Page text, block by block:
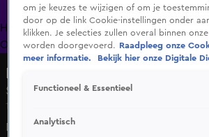
HomeUitzending Gemist Programma's
OranjezomerLivestreamsShop
Seizoen 2, aflevering 101
10 mrt 2025, 19:33
De deelnemers gaan de strijd aan in
om je keuzes te wijzigen of om je
door op de link Cookie-instellingen onder
klikken. Je selecties zullen overal binnen
worden doorgevoerd.
Raadpleeg onze
meer informatie.
Bekijk hier onze Digitale
Functioneel & Essentieel
Analytisch